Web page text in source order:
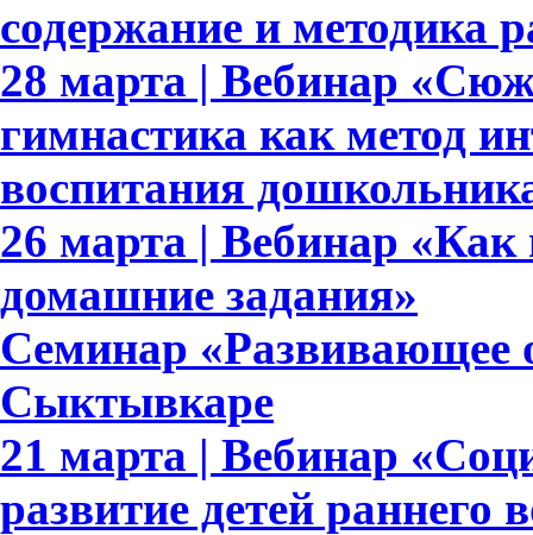
содержание и методика
28 марта | Вебинар
гимнастика как метод
воспитания
26 марта | Вебинар «Как
домашние задания»
Семинар «Развивающее
Сыктывкаре
21 марта | Вебинар
развитие детей раннего